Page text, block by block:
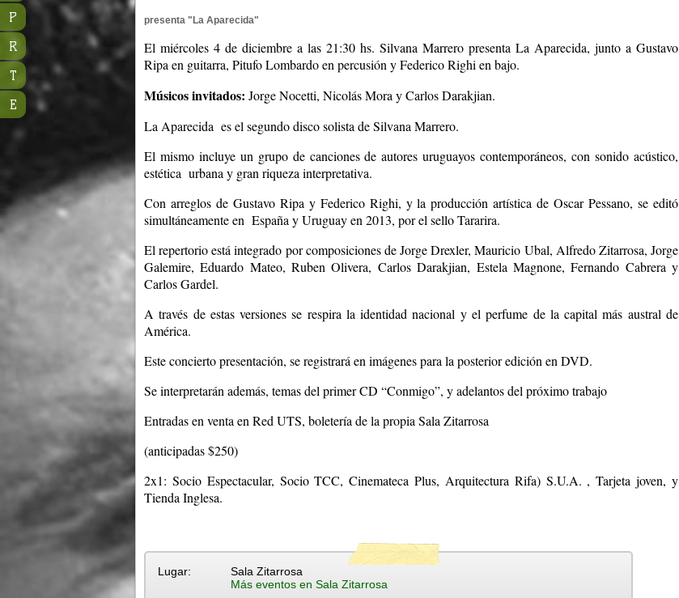
presenta "La Aparecida"
El miércoles 4 de diciembre a las 21:30 hs. Silvana Marrero presenta La Aparecida, junto a Gustavo
Ripa en guitarra, Pitufo Lombardo en percusión y Federico Righi en bajo.
Músicos invitados: Jorge Nocetti, Nicolás Mora y Carlos Darakjian.
La Aparecida es el segundo disco solista de Silvana Marrero.
El mismo incluye un grupo de canciones de autores uruguayos contemporáneos, con sonido acústico,
estética urbana y gran riqueza interpretativa.
Con arreglos de Gustavo Ripa y Federico Righi, y la producción artística de Oscar Pessano, se editó
simultáneamente en España y Uruguay en 2013, por el sello Tararira.
El repertorio está integrado por composiciones de Jorge Drexler, Mauricio Ubal, Alfredo Zitarrosa, Jorge
Galemire, Eduardo Mateo, Ruben Olivera, Carlos Darakjian, Estela Magnone, Fernando Cabrera y
Carlos Gardel.
A través de estas versiones se respira la identidad nacional y el perfume de la capital más austral de
América.
Este concierto presentación, se registrará en imágenes para la posterior edición en DVD.
Se interpretarán además, temas del primer CD “Conmigo”, y adelantos del próximo trabajo
Entradas en venta en Red UTS, boletería de la propia Sala Zitarrosa
(anticipadas $250)
2x1: Socio Espectacular, Socio TCC, Cinemateca Plus, Arquitectura Rifa) S.U.A. , Tarjeta joven, y
Tienda Inglesa.
Lugar:
Sala Zitarrosa
Más eventos en Sala Zitarrosa
P
R
T
E